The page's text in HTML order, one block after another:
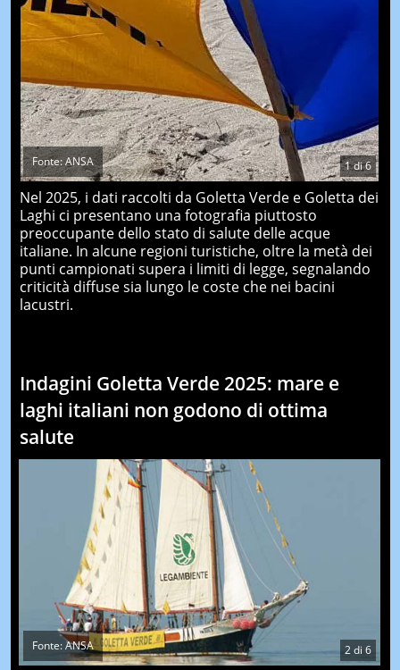
1di6
Fonte: ANSA
Nel 2025, i dati raccolti da Goletta Verde e Goletta dei
Laghi ci presentano una fotografia piuttosto
preoccupante dello stato di salute delle acque
italiane. In alcune regioni turistiche, oltre la metà dei
punti campionati supera i limiti di legge, segnalando
criticità diffuse sia lungo le coste che nei bacini
lacustri.
Indagini Goletta Verde 2025: mare e
laghi italiani non godono di ottima
salute
2di 6
Fonte: ANSA